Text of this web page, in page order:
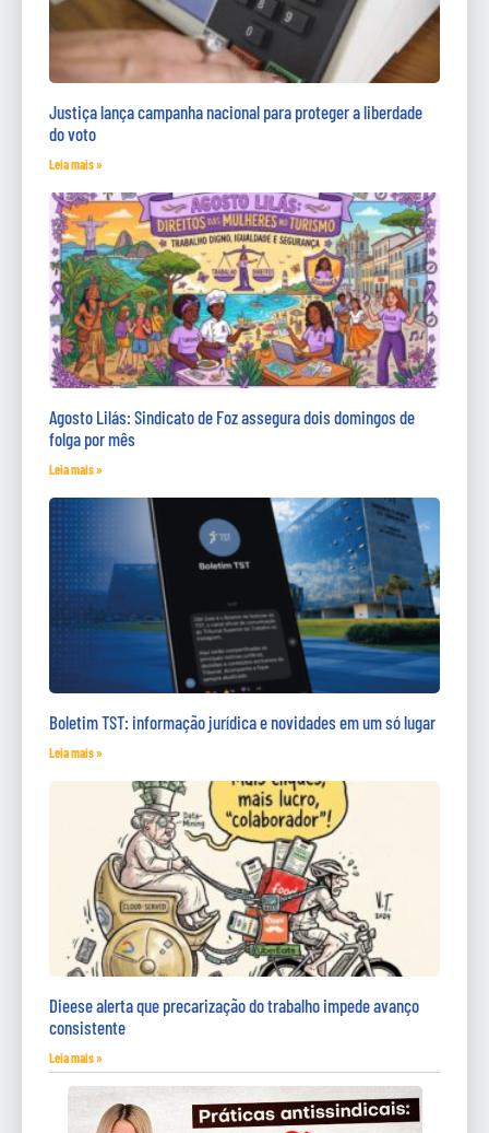
Justiça lança campanha nacional para proteger a liberdade
do voto
Leia mais »
Agosto Lilás: Sindicato de Foz assegura dois domingos de
folga por mês
Leia mais »
Boletim TST: informação jurídica e novidades em um só lugar
Leia mais »
Dieese alerta que precarização do trabalho impede avanço
consistente
Leia mais »